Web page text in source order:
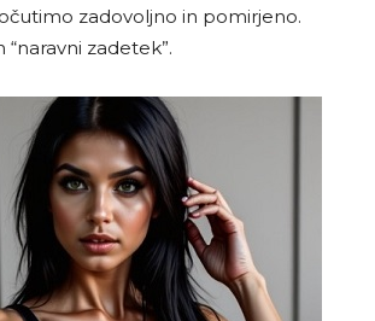
zadovoljno in pomirjeno.
zadetek”.